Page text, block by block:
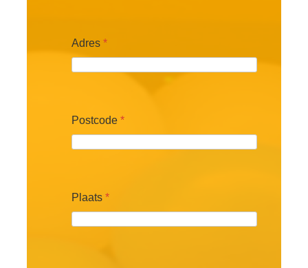
Adres *
Postcode *
Plaats *